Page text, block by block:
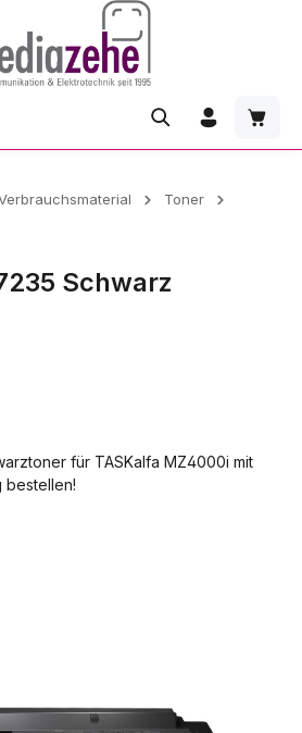
Toner
Schwarz
für TASKalfa MZ4000i mit
bestellen!